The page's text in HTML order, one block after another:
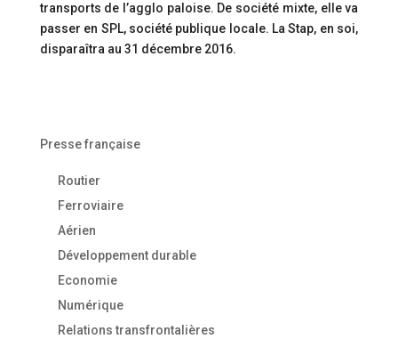
transports de l’agglo paloise. De société mixte, elle va
passer en SPL, société publique locale. La Stap, en soi,
disparaîtra au 31 décembre 2016.
Presse française
Routier
Ferroviaire
Aérien
Développement durable
Economie
Numérique
Relations transfrontalières